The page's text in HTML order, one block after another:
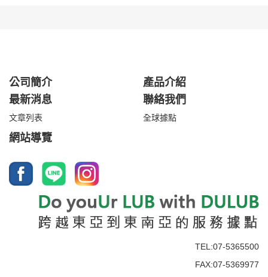
公司簡介
產品介紹
最新消息
文章列表
聯絡我們
全球據點
網站導覽
TEL:07-5365500
FAX:07-5369977